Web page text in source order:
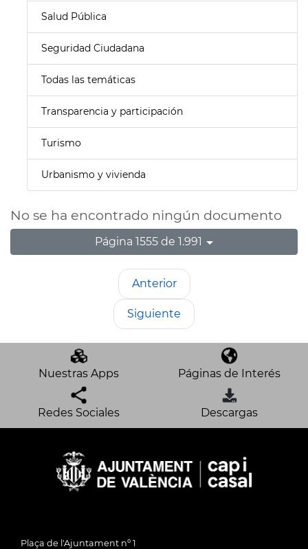
Salud Pública
Seguridad Ciudadana
Todas las temáticas
Transparencia y participación
Turismo
Urbanismo y vivienda
No se ha encontrado ningún documento
Página 1555 de 1.991
Anterior
Siguiente
Nuestras Apps Páginas de Interés
Redes Sociales Descargas
Plaça de l'Ajuntament nº 1